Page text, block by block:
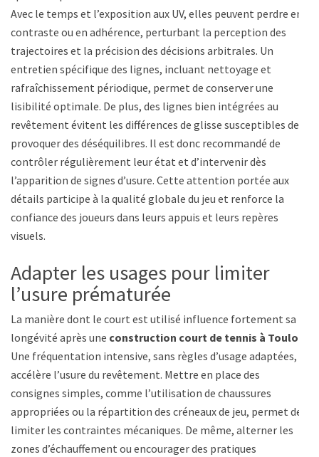
Avec le temps et l’exposition aux UV, elles peuvent perdre en
contraste ou en adhérence, perturbant la perception des
trajectoires et la précision des décisions arbitrales. Un
entretien spécifique des lignes, incluant nettoyage et
rafraîchissement périodique, permet de conserver une
lisibilité optimale. De plus, des lignes bien intégrées au
revêtement évitent les différences de glisse susceptibles de
provoquer des déséquilibres. Il est donc recommandé de
contrôler régulièrement leur état et d’intervenir dès
l’apparition de signes d’usure. Cette attention portée aux
détails participe à la qualité globale du jeu et renforce la
confiance des joueurs dans leurs appuis et leurs repères
visuels.
Adapter les usages pour limiter
l’usure prématurée
La manière dont le court est utilisé influence fortement sa
longévité après une construction court de tennis à Toulon
Une fréquentation intensive, sans règles d’usage adaptées,
accélère l’usure du revêtement. Mettre en place des
consignes simples, comme l’utilisation de chaussures
appropriées ou la répartition des créneaux de jeu, permet de
limiter les contraintes mécaniques. De même, alterner les
zones d’échauffement ou encourager des pratiques